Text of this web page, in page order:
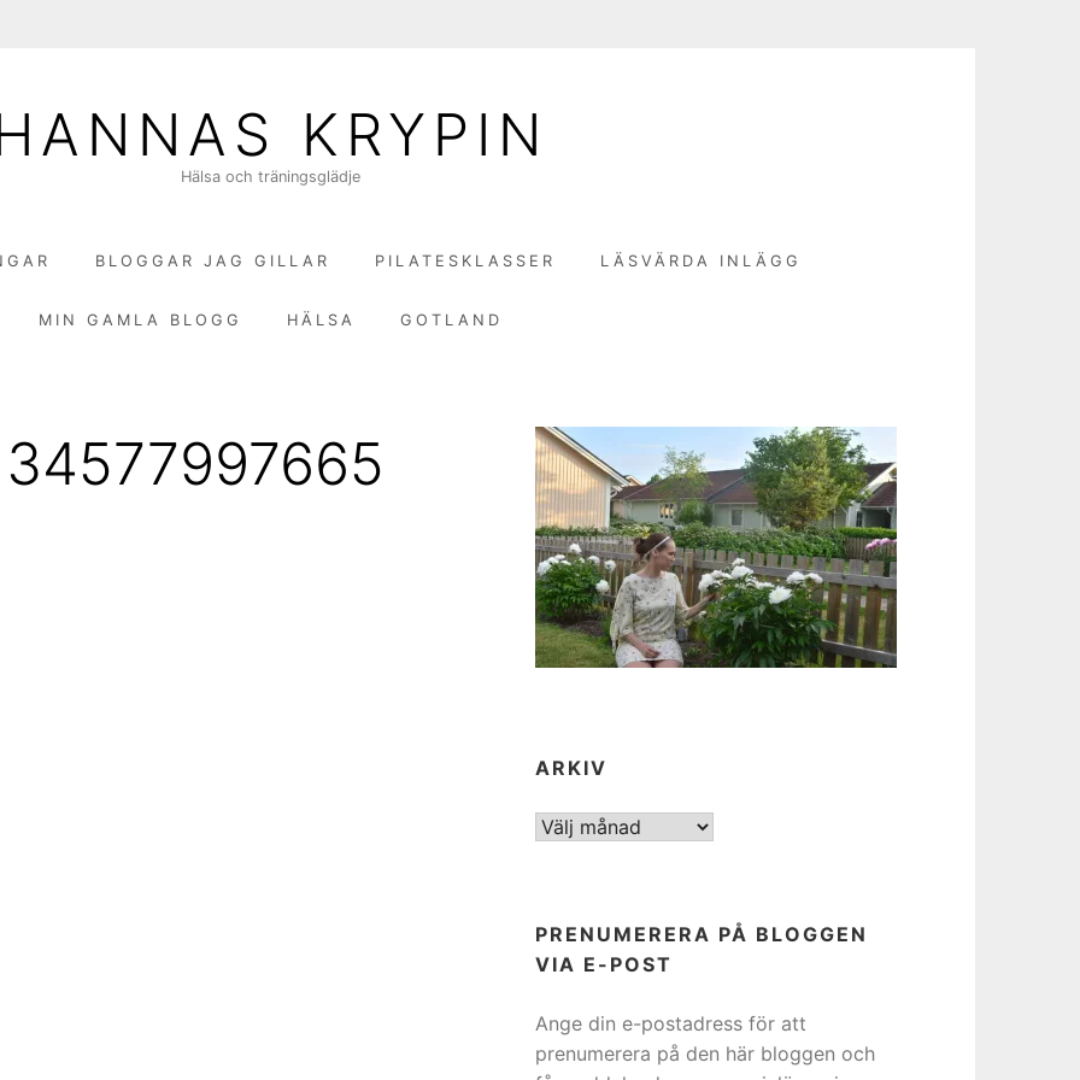
KRYPIN
Hälsa och träningsglädje
BLOGGAR JAG GILLAR PILATESKLASSER LÄSVÄRDA INLÄGG
MIN GAMLA BLOGG HÄLSA GOTLAND
ARKIV
ARKIV
PRENUMERERA PÅ BLOGGEN
VIA E-POST
Ange din e-postadress för att
prenumerera på den här bloggen och